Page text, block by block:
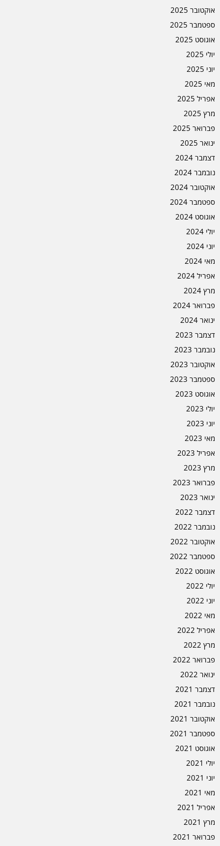
אוקטובר 2025
ספטמבר 2025
אוגוסט 2025
יולי 2025
יוני 2025
מאי 2025
אפריל 2025
מרץ 2025
פברואר 2025
ינואר 2025
דצמבר 2024
נובמבר 2024
אוקטובר 2024
ספטמבר 2024
אוגוסט 2024
יולי 2024
יוני 2024
מאי 2024
אפריל 2024
מרץ 2024
פברואר 2024
ינואר 2024
דצמבר 2023
נובמבר 2023
אוקטובר 2023
ספטמבר 2023
אוגוסט 2023
יולי 2023
יוני 2023
מאי 2023
אפריל 2023
מרץ 2023
פברואר 2023
ינואר 2023
דצמבר 2022
נובמבר 2022
אוקטובר 2022
ספטמבר 2022
אוגוסט 2022
יולי 2022
יוני 2022
מאי 2022
אפריל 2022
מרץ 2022
פברואר 2022
ינואר 2022
דצמבר 2021
נובמבר 2021
אוקטובר 2021
ספטמבר 2021
אוגוסט 2021
יולי 2021
יוני 2021
מאי 2021
אפריל 2021
מרץ 2021
פברואר 2021